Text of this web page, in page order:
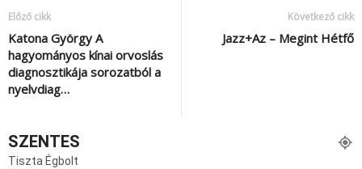
Előző cikk
Katona György A
hagyományos kínai orvoslás
diagnosztikája sorozatból a
nyelvdiag…
Következő cikk
Jazz+Az – Megint Hétfő
SZENTES
Tiszta Égbolt